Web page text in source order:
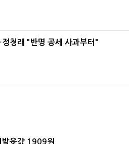
청래 "반명 공세 사과부터"
윳값 1909원